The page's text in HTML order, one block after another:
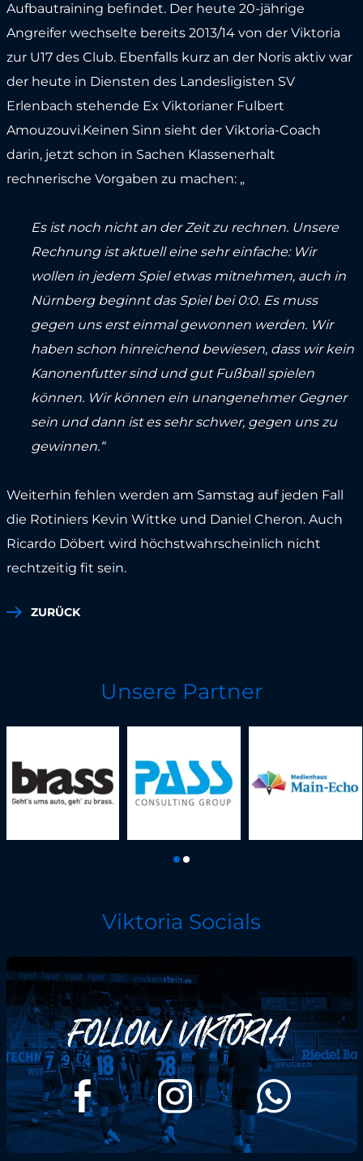
Aufbautraining befindet. Der heute 20-jährige
Angreifer wechselte bereits 2013/14 von der Viktoria
zur U17 des Club. Ebenfalls kurz an der Noris aktiv war
der heute in Diensten des Landesligisten SV
Erlenbach stehende Ex Viktorianer Fulbert
Amouzouvi.Keinen Sinn sieht der Viktoria-Coach
darin, jetzt schon in Sachen Klassenerhalt
rechnerische Vorgaben zu machen: „
Es ist noch nicht an der Zeit zu rechnen. Unsere
Rechnung ist aktuell eine sehr einfache: Wir
wollen in jedem Spiel etwas mitnehmen, auch in
Nürnberg beginnt das Spiel bei 0:0. Es muss
gegen uns erst einmal gewonnen werden. Wir
haben schon hinreichend bewiesen, dass wir kein
Kanonenfutter sind und gut Fußball spielen
können. Wir können ein unangenehmer Gegner
sein und dann ist es sehr schwer, gegen uns zu
gewinnen.“
Weiterhin fehlen werden am Samstag auf jeden Fall
die Rotiniers Kevin Wittke und Daniel Cheron. Auch
Ricardo Döbert wird höchstwahrscheinlich nicht
rechtzeitig fit sein.
ZURÜCK
Unsere Partner
Viktoria Socials